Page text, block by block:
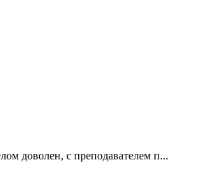
доволен, с преподавателем п...